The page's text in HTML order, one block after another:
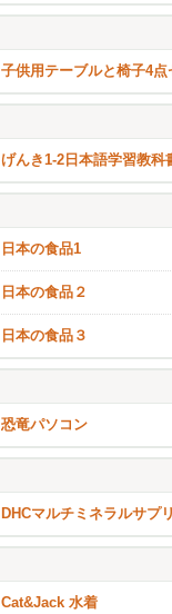
子供用テーブルと椅子4点
げんき1-2日本語学習教科
日本の食品1
日本の食品２
日本の食品３
恐竜パソコン
DHCマルチミネラルサプ
Cat&Jack 水着